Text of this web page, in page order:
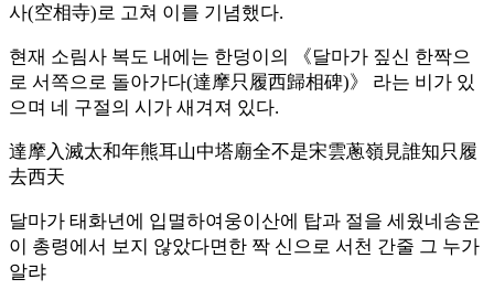
사(空相寺)로 고쳐 이를 기념했다.
현재 소림사 복도 내에는 한덩이의 《달마가 짚신 한짝으
로 서쪽으로 돌아가다(達摩只履西歸相碑)》 라는 비가 있
으며 네 구절의 시가 새겨져 있다.
達摩入滅太和年熊耳山中塔廟全不是宋雲蔥嶺見誰知只履
去西天
달마가 태화년에 입멸하여웅이산에 탑과 절을 세웠네송운
이 총령에서 보지 않았다면한 짝 신으로 서천 간줄 그 누가
알랴